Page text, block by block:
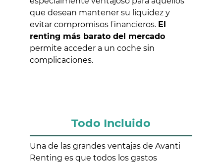
que desean mantener su liquidez y
evitar compromisos financieros. El
renting más barato del mercado
permite acceder a un coche sin
complicaciones.
Todo Incluido
Una de las grandes ventajas de Avanti
Renting es que todos los gastos